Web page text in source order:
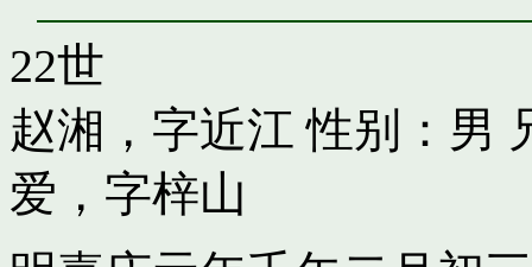
22世
赵湘，字近江 性别：男
爱，字梓山